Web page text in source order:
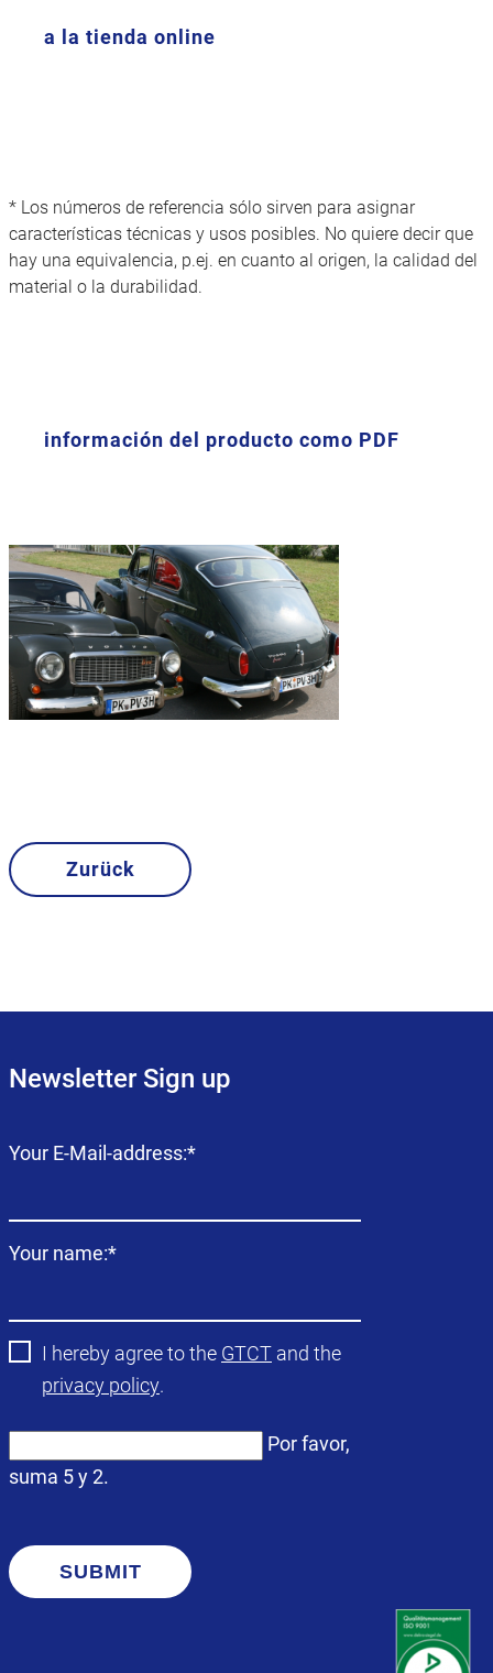
a la tienda online
* Los números de referencia sólo sirven para asignar
características técnicas y usos posibles. No quiere decir que
hay una equivalencia, p.ej. en cuanto al origen, la calidad del
material o la durabilidad.
información del producto como PDF
Zurück
Newsletter Sign up
Campo
Your E-Mail-address:*
Campo
Your name:*
I hereby agree to the GTCT and the
privacy policy.
Por favor,
suma 5 y 2.
SUBMIT